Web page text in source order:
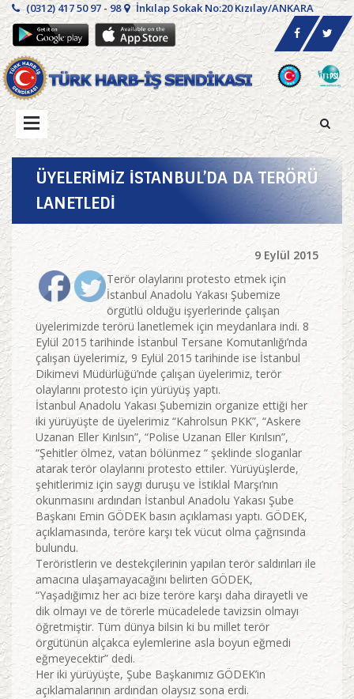
(0312) 417 50 97 - 98 İnkılap Sokak No:20 Kızılay/ANKARA
ÜYELERİMİZ İSTANBUL’DA DA TERÖRÜ
LANETLEDİ
9 Eylül 2015
Terör olaylarını protesto etmek için
İstanbul Anadolu Yakası Şubemize
örgütlü olduğu işyerlerinde çalışan
üyelerimizde terörü lanetlemek için meydanlara indi. 8
Eylül 2015 tarihinde İstanbul Tersane Komutanlığı’nda
çalışan üyelerimiz, 9 Eylül 2015 tarihinde ise İstanbul
Dikimevi Müdürlüğü’nde çalışan üyelerimiz, terör
olaylarını protesto için yürüyüş yaptı.
İstanbul Anadolu Yakası Şubemizin organize ettiği her
iki yürüyüşte de üyelerimiz “Kahrolsun PKK”, “Askere
Uzanan Eller Kırılsın”, “Polise Uzanan Eller Kırılsın”,
“Şehitler ölmez, vatan bölünmez “ şeklinde sloganlar
atarak terör olaylarını protesto ettiler. Yürüyüşlerde,
şehitlerimiz için saygı duruşu ve İstiklal Marşı’nın
okunmasını ardından İstanbul Anadolu Yakası Şube
Başkanı Emin GÖDEK basın açıklaması yaptı. GÖDEK,
açıklamasında, teröre karşı tek vücut olma çağrısında
bulundu.
Teröristlerin ve destekçilerinin yapılan terör saldırıları ile
amacına ulaşamayacağını belirten GÖDEK,
“Yaşadığımız her acı bize teröre karşı daha dirayetli ve
dik olmayı ve de törerle mücadelede tavizsin olmayı
öğretmiştir. Tüm dünya bilsin ki bu millet terör
örgütünün alçakca eylemlerine asla boyun eğmedi
eğmeyecektir” dedi.
Her iki yürüyüşte, Şube Başkanımız GÖDEK’in
açıklamalarının ardından olaysız sona erdi.